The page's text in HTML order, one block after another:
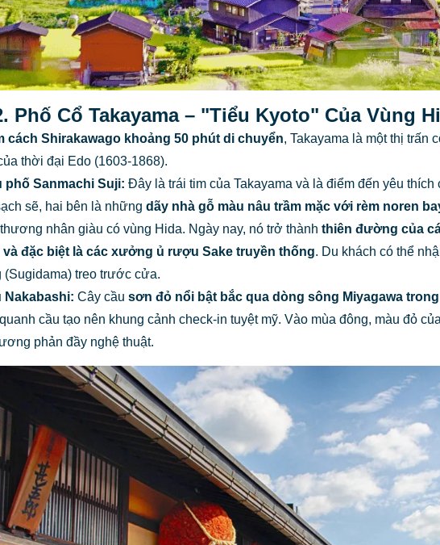
Phố Cổ Takayama – "Tiểu Kyoto" Của Vùng
cách Shirakawago khoảng 50 phút di chuyển, Takayama là một thị trấn
thời đại Edo (1603-1868).
phố Sanmachi Suji: Đây là trái tim của Takayama và là điểm đến yêu
sẽ, hai bên là những dãy nhà gỗ màu nâu trầm mặc với rèm noren
nhân giàu có vùng Hida. Ngày nay, nó trở thành thiên đường của
và đặc biệt là các xưởng ủ rượu Sake truyền thống. Du khách có thể
(Sugidama) treo trước cửa.
Nakabashi: Cây cầu sơn đỏ nổi bật bắc qua dòng sông Miyagawa
cầu tạo nên khung cảnh check-in tuyệt mỹ. Vào mùa đông, màu đỏ
phản đầy nghệ thuật.